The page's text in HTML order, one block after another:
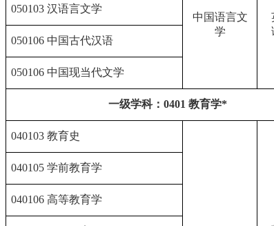
中国语言文
学
050103 汉语言文学
050106 中国古代汉语
050106 中国现当代文学
一级学科：0401 教育学*
040103 教育史
040105 学前教育学
040106 高等教育学